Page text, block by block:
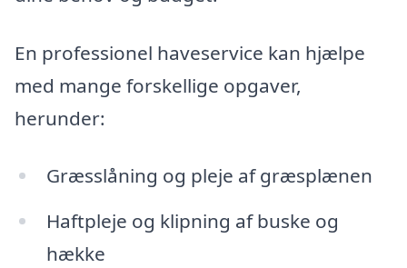
En professionel haveservice kan hjælpe
med mange forskellige opgaver,
herunder:
Græsslåning og pleje af græsplænen
Haftpleje og klipning af buske og
hække